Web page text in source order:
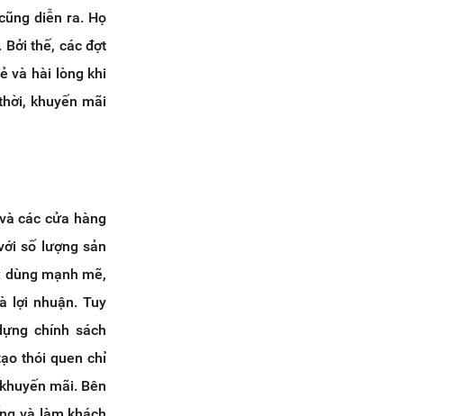
diễn ra. Họ
Bởi thế, các đợt
và hài lòng khi
khuyến mãi
các cửa hàng
số lượng sản
mạnh mẽ,
lợi nhuận. Tuy
chính sách
thói quen chỉ
mãi. Bên